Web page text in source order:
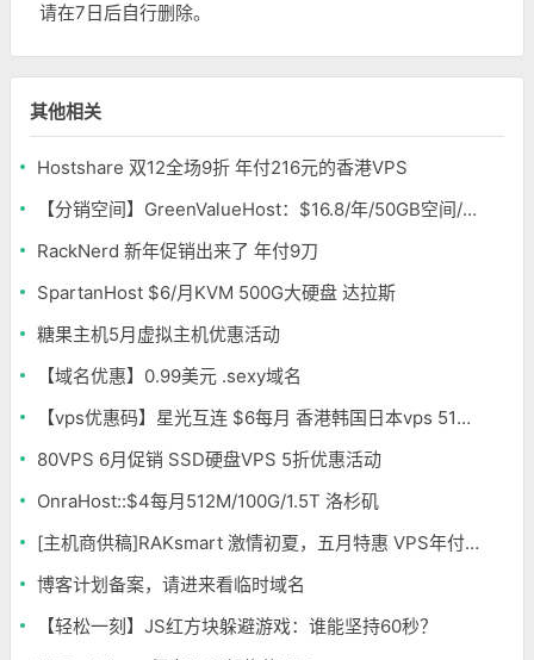
请在7日后自行删除。
其他相关
Hostshare 双12全场9折 年付216元的香港VPS
【分销空间】GreenValueHost：$16.8/年/50GB空间/75TB流量/无限独立IP/SSL/纽约
RackNerd 新年促销出来了 年付9刀
SpartanHost $6/月KVM 500G大硬盘 达拉斯
糖果主机5月虚拟主机优惠活动
【域名优惠】0.99美元 .sexy域名
【vps优惠码】星光互连 $6每月 香港韩国日本vps 512 内存
80VPS 6月促销 SSD硬盘VPS 5折优惠活动
OnraHost::$4每月512M/100G/1.5T 洛杉矶
[主机商供稿]RAKsmart 激情初夏，五月特惠 VPS年付低至163元 不限流量
博客计划备案，请进来看临时域名
【轻松一刻】JS红方块躲避游戏：谁能坚持60秒？